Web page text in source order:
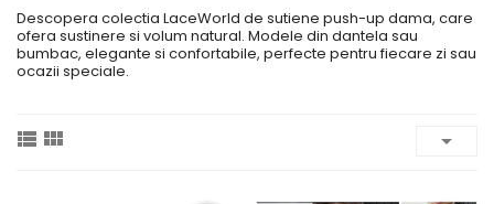
Descopera colectia LaceWorld de sutiene push-up dama, care
ofera sustinere si volum natural. Modele din dantela sau
bumbac, elegante si confortabile, perfecte pentru fiecare zi sau
ocazii speciale.
  